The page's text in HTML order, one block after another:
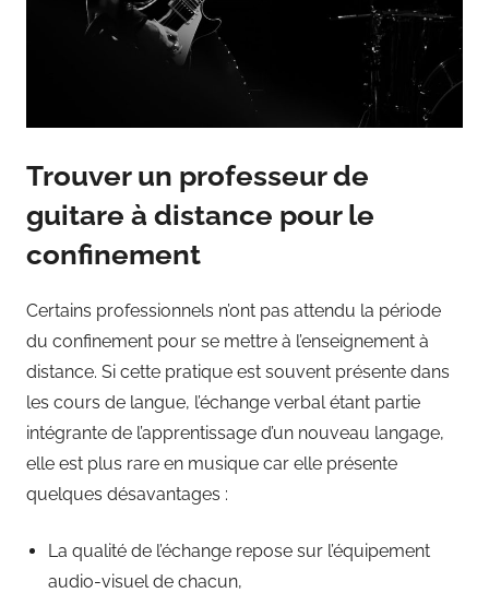
Trouver un professeur de
guitare à distance pour le
confinement
Certains professionnels n’ont pas attendu la période
du confinement pour se mettre à l’enseignement à
distance. Si cette pratique est souvent présente dans
les cours de langue, l’échange verbal étant partie
intégrante de l’apprentissage d’un nouveau langage,
elle est plus rare en musique car elle présente
quelques désavantages :
La qualité de l’échange repose sur l’équipement
audio-visuel de chacun,